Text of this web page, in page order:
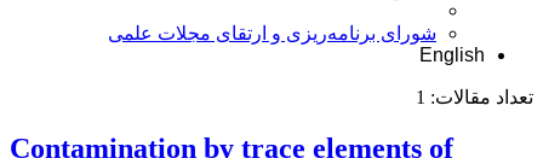
شورای برنامه‌ریزی و ارتقای مجلات علمی
English
تعداد مقالات: 1
Contamination by trace elements of